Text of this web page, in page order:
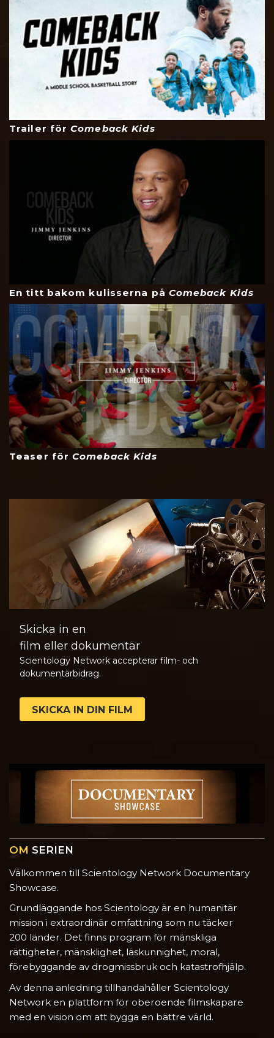
Trailer förComeback Kids
En titt bakom kulisserna på Comeback Kids
Teaser förComeback Kids
Skicka in en
film eller dokumentär
Scientology Network accepterar film- och
dokumentärbidrag.
SKICKA IN DIN FILM
OM SERIEN
Välkommen till Scientology Network Documentary
Showcase.
Grundläggande hos Scientology är en humanitär
mission i extraordinär omfattning som nu täcker
200 länder. Det finns program för mänskliga
rättigheter, mänsklighet, läskunnighet, moral,
förebyggande av drogmissbruk och katastrofhjälp.
Av denna anledning tillhandahåller Scientology
Network en plattform för oberoende filmskapare
med en vision om att bygga en bättre värld.